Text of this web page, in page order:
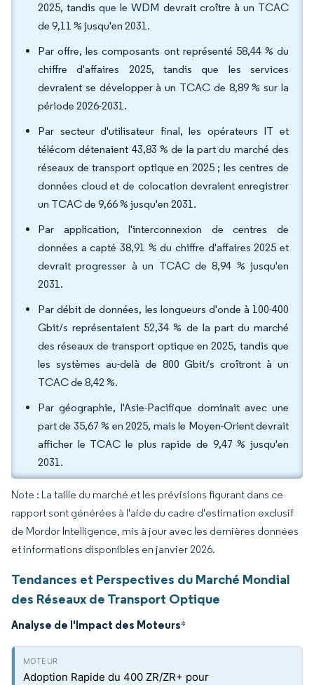
2025, tandis que le WDM devrait croître à un TCAC
de 9,11 % jusqu'en 2031.
Par offre, les composants ont représenté 58,44 % du
chiffre d'affaires 2025, tandis que les services
devraient se développer à un TCAC de 8,89 % sur la
période 2026-2031.
Par secteur d'utilisateur final, les opérateurs IT et
télécom détenaient 43,83 % de la part du marché des
réseaux de transport optique en 2025 ; les centres de
données cloud et de colocation devraient enregistrer
un TCAC de 9,66 % jusqu'en 2031.
Par application, l'interconnexion de centres de
données a capté 38,91 % du chiffre d'affaires 2025 et
devrait progresser à un TCAC de 8,94 % jusqu'en
2031.
Par débit de données, les longueurs d'onde à 100-400
Gbit/s représentaient 52,34 % de la part du marché
des réseaux de transport optique en 2025, tandis que
les systèmes au-delà de 800 Gbit/s croîtront à un
TCAC de 8,42 %.
Par géographie, l'Asie-Pacifique dominait avec une
part de 35,67 % en 2025, mais le Moyen-Orient devrait
afficher le TCAC le plus rapide de 9,47 % jusqu'en
2031.
Note : La taille du marché et les prévisions figurant dans ce
rapport sont générées à l'aide du cadre d'estimation exclusif
de Mordor Intelligence, mis à jour avec les dernières données
et informations disponibles en janvier 2026.
Tendances et Perspectives du Marché Mondial
des Réseaux de Transport Optique
Analyse de l'Impact des Moteurs*
Adoption Rapide du 400 ZR/ZR+ pour